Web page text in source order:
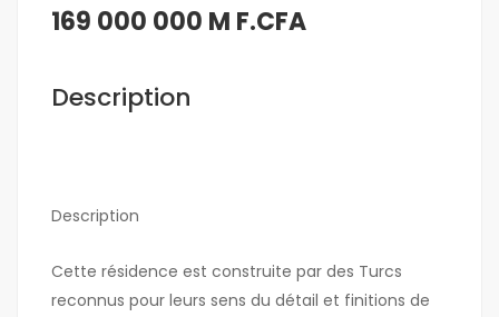
169 000 000 M F.CFA
Description
Description
Cette résidence est construite par des Turcs
reconnus pour leurs sens du détail et finitions de